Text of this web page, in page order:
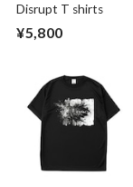
Disrupt T shirts
¥5,800